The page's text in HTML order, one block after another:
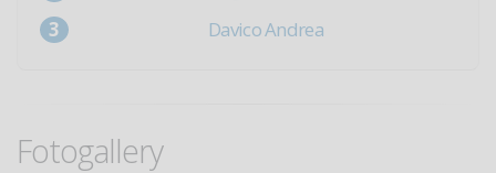
Davico Andrea
Fotogallery